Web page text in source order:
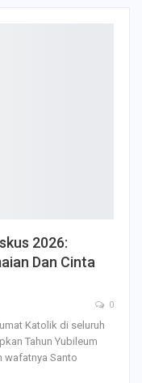
2026:
Dan Cinta
0
Katolik di seluruh
Tahun Yubileum
wafatnya Santo